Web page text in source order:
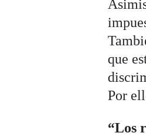
que
Por
“Los